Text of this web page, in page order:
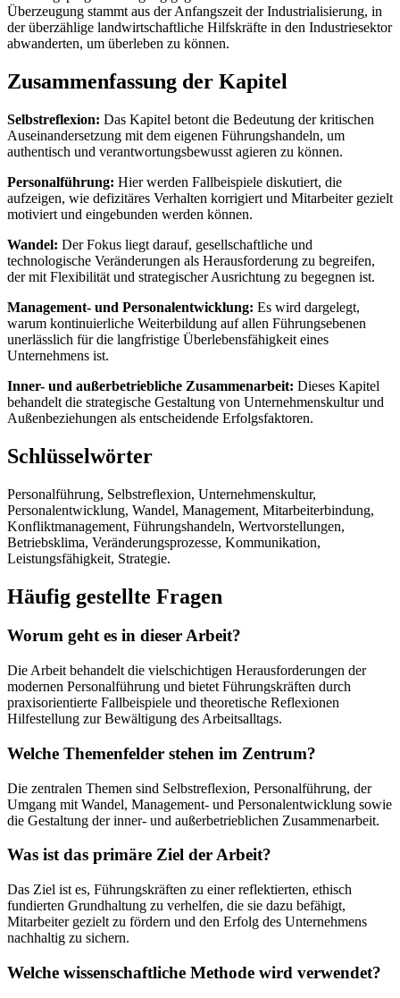
Überzeugung stammt aus der Anfangszeit der Industrialisierung, in
der überzählige landwirtschaftliche Hilfskräfte in den Industriesektor
abwanderten, um überleben zu können.
Zusammenfassung der Kapitel
Selbstreflexion: Das Kapitel betont die Bedeutung der kritischen
Auseinandersetzung mit dem eigenen Führungshandeln, um
authentisch und verantwortungsbewusst agieren zu können.
Personalführung: Hier werden Fallbeispiele diskutiert, die
aufzeigen, wie defizitäres Verhalten korrigiert und Mitarbeiter gezielt
motiviert und eingebunden werden können.
Wandel: Der Fokus liegt darauf, gesellschaftliche und
technologische Veränderungen als Herausforderung zu begreifen,
der mit Flexibilität und strategischer Ausrichtung zu begegnen ist.
Management- und Personalentwicklung: Es wird dargelegt,
warum kontinuierliche Weiterbildung auf allen Führungsebenen
unerlässlich für die langfristige Überlebensfähigkeit eines
Unternehmens ist.
Inner- und außerbetriebliche Zusammenarbeit: Dieses Kapitel
behandelt die strategische Gestaltung von Unternehmenskultur und
Außenbeziehungen als entscheidende Erfolgsfaktoren.
Schlüsselwörter
Personalführung, Selbstreflexion, Unternehmenskultur,
Personalentwicklung, Wandel, Management, Mitarbeiterbindung,
Konfliktmanagement, Führungshandeln, Wertvorstellungen,
Betriebsklima, Veränderungsprozesse, Kommunikation,
Leistungsfähigkeit, Strategie.
Häufig gestellte Fragen
Worum geht es in dieser Arbeit?
Die Arbeit behandelt die vielschichtigen Herausforderungen der
modernen Personalführung und bietet Führungskräften durch
praxisorientierte Fallbeispiele und theoretische Reflexionen
Hilfestellung zur Bewältigung des Arbeitsalltags.
Welche Themenfelder stehen im Zentrum?
Die zentralen Themen sind Selbstreflexion, Personalführung, der
Umgang mit Wandel, Management- und Personalentwicklung sowie
die Gestaltung der inner- und außerbetrieblichen Zusammenarbeit.
Was ist das primäre Ziel der Arbeit?
Das Ziel ist es, Führungskräften zu einer reflektierten, ethisch
fundierten Grundhaltung zu verhelfen, die sie dazu befähigt,
Mitarbeiter gezielt zu fördern und den Erfolg des Unternehmens
nachhaltig zu sichern.
Welche wissenschaftliche Methode wird verwendet?